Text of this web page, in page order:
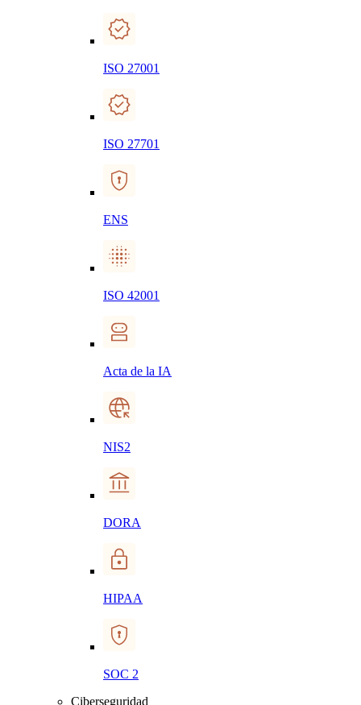
ISO 27001
ISO 27701
ENS
ISO 42001
Acta de la IA
NIS2
DORA
HIPAA
SOC 2
Ciberseguridad